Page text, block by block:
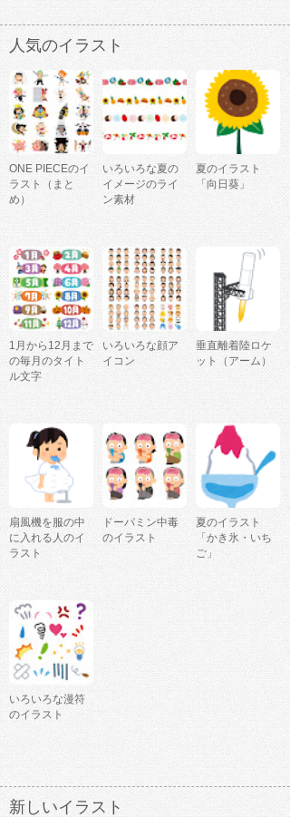
人気のイラスト
ONE PIECEのイ
ラスト（まと
め）
いろいろな夏の
イメージのライ
ン素材
夏のイラスト
「向日葵」
1月から12月まで
の毎月のタイト
ル文字
いろいろな顔ア
イコン
垂直離着陸ロケ
ット（アーム）
扇風機を服の中
に入れる人のイ
ラスト
ドーパミン中毒
のイラスト
夏のイラスト
「かき氷・いち
ご」
いろいろな漫符
のイラスト
新しいイラスト